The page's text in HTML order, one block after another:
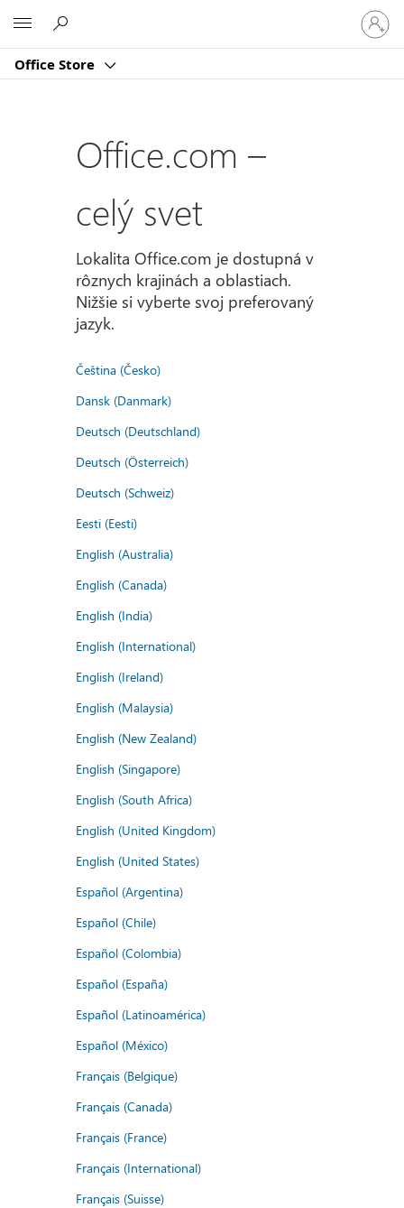
Office Store
sa
k
kontu
Office.com –
celý svet
Lokalita Office.com je dostupná v
rôznych krajinách a oblastiach.
Nižšie si vyberte svoj preferovaný
jazyk.
Čeština (Česko)
Dansk (Danmark)
Deutsch (Deutschland)
Deutsch (Österreich)
Deutsch (Schweiz)
Eesti (Eesti)
English (Australia)
English (Canada)
English (India)
English (International)
English (Ireland)
English (Malaysia)
English (New Zealand)
English (Singapore)
English (South Africa)
English (United Kingdom)
English (United States)
Español (Argentina)
Español (Chile)
Español (Colombia)
Español (España)
Español (Latinoamérica)
Español (México)
Français (Belgique)
Français (Canada)
Français (France)
Français (International)
Français (Suisse)